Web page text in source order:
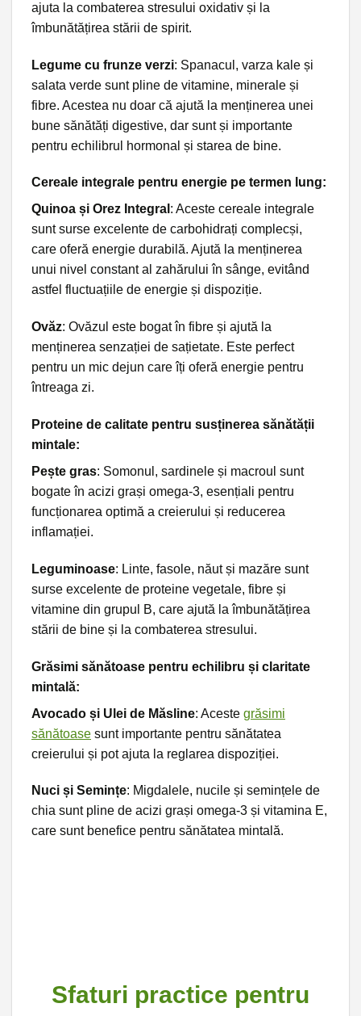
ajuta la combaterea stresului oxidativ și la
îmbunătățirea stării de spirit.
Legume cu frunze verzi: Spanacul, varza kale și
salata verde sunt pline de vitamine, minerale și
fibre. Acestea nu doar că ajută la menținerea unei
bune sănătăți digestive, dar sunt și importante
pentru echilibrul hormonal și starea de bine.
Cereale integrale pentru energie pe termen lung:
Quinoa și Orez Integral : Aceste cereale integrale
sunt surse excelente de carbohidrați complecși,
care oferă energie durabilă. Ajută la menținerea
unui nivel constant al zahărului în sânge, evitând
astfel fluctuațiile de energie și dispoziție.
Ovăz: Ovăzul este bogat în fibre și ajută la
menținerea senzației de sațietate. Este perfect
pentru un mic dejun care îți oferă energie pentru
întreaga zi.
Proteine de calitate pentru susținerea sănătății
mintale:
Pește gras: Somonul, sardinele și macroul sunt
bogate în acizi grași omega-3, esențiali pentru
funcționarea optimă a creierului și reducerea
inflamației.
Leguminoase: Linte, fasole, năut și mazăre sunt
surse excelente de proteine vegetale, fibre și
vitamine din grupul B, care ajută la îmbunătățirea
stării de bine și la combaterea stresului.
Grăsimi sănătoase pentru echilibru și claritate
mintală:
Avocado și Ulei de Măsline: Aceste grăsimi
sănătoase sunt importante pentru sănătatea
creierului și pot ajuta la reglarea dispoziției.
Nuci și Semințe: Migdalele, nucile și semințele de
chia sunt pline de acizi grași omega-3 și vitamina E,
care sunt benefice pentru sănătatea mintală.
Sfaturi practice pentru